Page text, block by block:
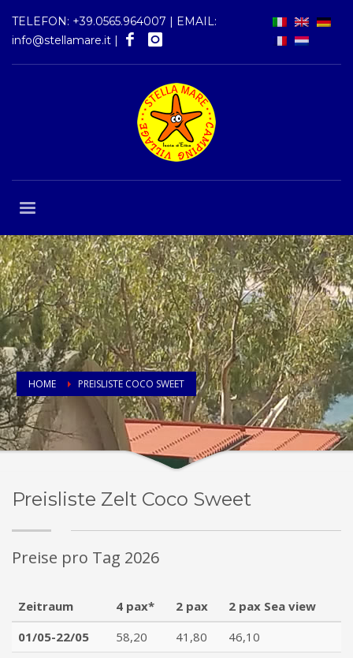
TELEFON: +39.0565.964007 | EMAIL:
info@stellamare.it |
HOME PREISLISTE COCO SWEET
Preisliste Zelt Coco Sweet
Preise pro Tag 2026
Zeitraum 4 pax* 2 pax
2 pax Sea view
01/05-22/05
58,20 41,80
46,10